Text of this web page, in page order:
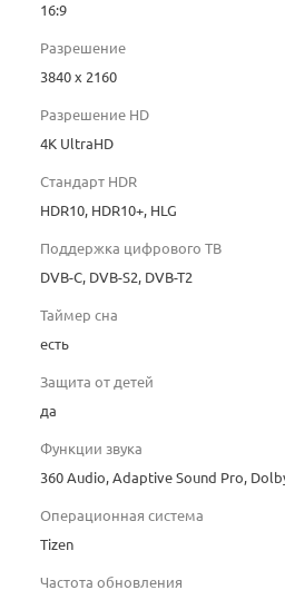
16:9
Разрешение
3840 x 2160
Разрешение HD
4K UltraHD
Стандарт HDR
HDR10, HDR10+, HLG
Поддержка цифрового ТВ
DVB-C, DVB-S2, DVB-T2
Таймер сна
есть
Защита от детей
да
Функции звука
360 Audio, Adaptive Sound Pro,
Операционная система
Tizen
Частота обновления